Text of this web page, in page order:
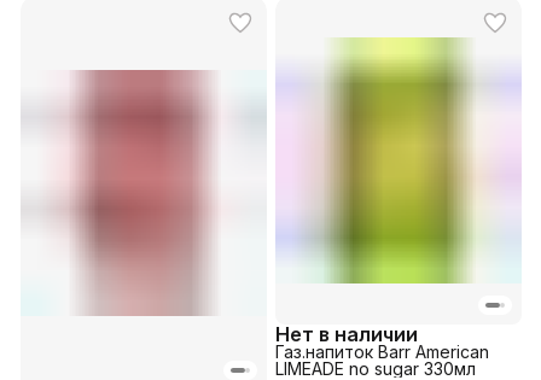
Нет в наличии
Газ.напиток Barr American
LIMEADE no sugar 330мл